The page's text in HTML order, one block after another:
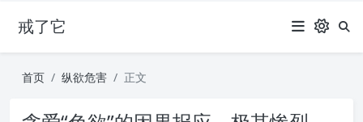
戒了它
首页 纵欲危害 正文